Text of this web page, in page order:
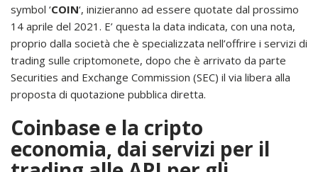
symbol ‘COIN‘, inizieranno ad essere quotate dal prossimo
14 aprile del 2021. E’ questa la data indicata, con una nota,
proprio dalla società che è specializzata nell’offrire i servizi di
trading sulle criptomonete, dopo che è arrivato da parte
Securities and Exchange Commission (SEC) il via libera alla
proposta di quotazione pubblica diretta.
Coinbase e la cripto
economia, dai servizi per il